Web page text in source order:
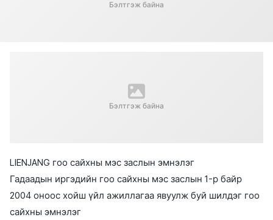
Бэлтгэж байна
Бэлтгэж байна
LIENJANG гоо сайхны мэс заслын эмнэлэг
Гадаадын иргэдийн гоо сайхны мэс заслын 1-р байр
2004 оноос хойш үйл ажиллагаа явуулж буй шилдэг гоо
сайхны эмнэлэг